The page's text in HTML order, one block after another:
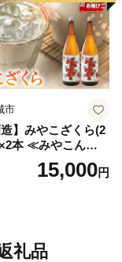
市
造】みやこざくら(2
本 ≪みやこんじょ
0771
15,000円
礼品